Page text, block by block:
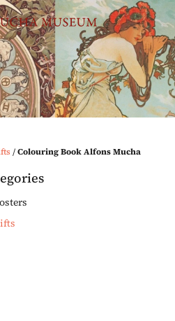
/Colouring Book Alfons Mucha